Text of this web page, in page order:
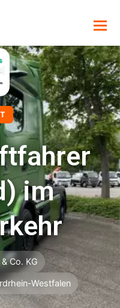
im
Co. KG
Westfalen